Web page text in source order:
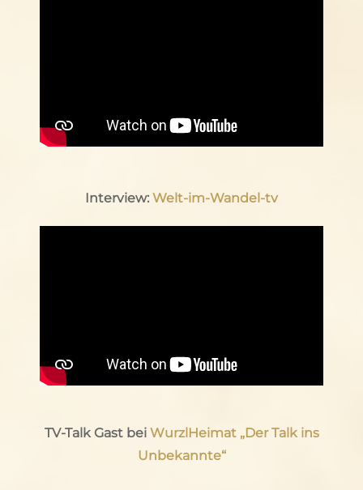
Interview: Welt-im-Wandel-tv
TV-Talk Gast bei WurzlHeimat „Der Talk ins
Unbekannte“